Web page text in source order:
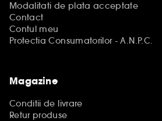
Modalitati de plata acceptate
Contact
Contul meu
Protectia Consumatorilor - A.N.P.C.
Magazine
Conditii de livrare
Retur produse